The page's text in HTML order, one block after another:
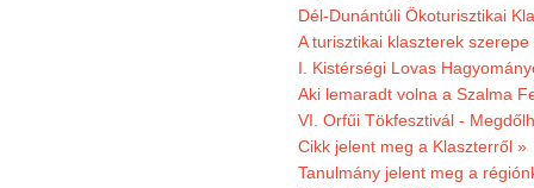
Dél-Dunántúli Ökoturisztikai
A turisztikai klaszterek
I. Kistérségi Lovas
Aki lemaradt volna a Szalma
VI. Orfűi Tökfesztivál -
Cikk jelent meg a Klaszterről »
Tanulmány jelent meg a